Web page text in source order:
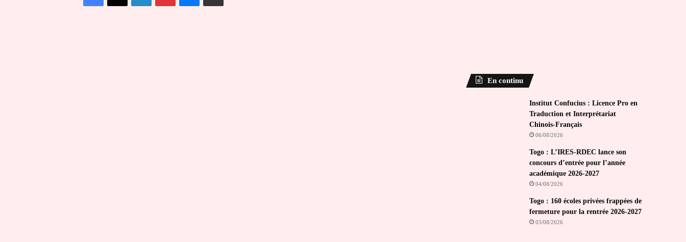
En continu
Institut Confucius : Licence Pro en
Traduction et Interprétariat
Chinois-Français
06/08/2026
Togo : L’IRES-RDEC lance son
concours d’entrée pour l’année
académique 2026-2027
04/08/2026
Togo : 160 écoles privées frappées de
fermeture pour la rentrée 2026-2027
03/08/2026